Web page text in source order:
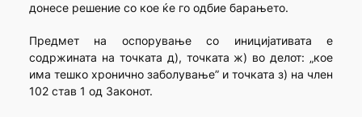
донесе решение со кое ќе го одбие барањето.
Предмет на оспорување со иницијативата е
содржината на точката д), точката ж) во делот: „кое
има тешко хронично заболување” и точката з) на член
102 став 1 од Законот.